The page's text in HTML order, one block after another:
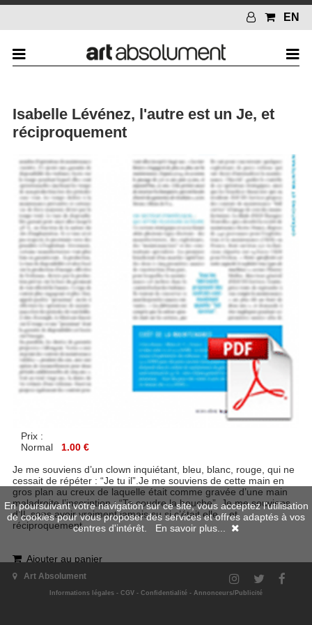
EN
Isabelle Lévénez, l'autre est un Je, et
réciproquement
Prix :
Normal
1.00 €
Je me souviens d’un clown inquiétant, bleu, blanc, rouge, qui ne
cessait de répéter : “Je tu il”.Je me souviens de cette main en
gros plan au creux de laquelle était comme gravée d’une main
maladroite l’inscription : “Te coudre la bouche”. Je me souviens
d’IL sans avoir vraiment jamais su si c’était elle – et
réciproquement.
Ajouter au panier
Retour| Haut de page
Art Absolument
Informations légales - CGV - Confidentialité - Annonceurs/Publicité
En poursuivant votre navigation sur ce site, vous acceptez l'utilisation
de cookies pour vous proposer des services et offres adaptés à vos
centres d'intérêt. En savoir plus...